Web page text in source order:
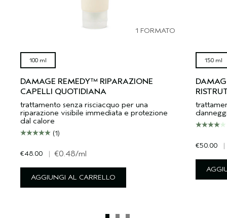
1 FORMATO
100 ml
DAMAGE REMEDY™ RIPARAZIONE
CAPELLI QUOTIDIANA
trattamento senza risciacquo per una
riparazione visibile immediata e protezione
dal calore
(1)
€48.00 | €0.48/ml
AGGIUNGI AL CARRELLO
150 ml
€50.00 |